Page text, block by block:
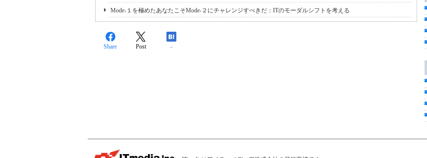
Mode-１を極めたあなたこそMode-２にチャレンジすべきだ：ITのモーダルシフトを考える
Share Post -